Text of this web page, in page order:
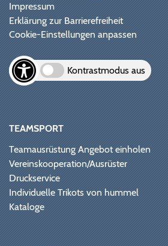
Impressum
Erklärung zur Barrierefreiheit
Cookie-Einstellungen anpassen
Kontrastmodus aus
TEAMSPORT
Teamausrüstung Angebot einholen
Vereinskooperation/Ausrüster
Druckservice
Individuelle Trikots von hummel
Kataloge